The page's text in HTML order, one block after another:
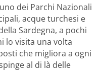
dei Parchi Nazionali
acque turchesi e
Sardegna, a pochi
lo visita una volta
che migliora a ogni
al di là delle